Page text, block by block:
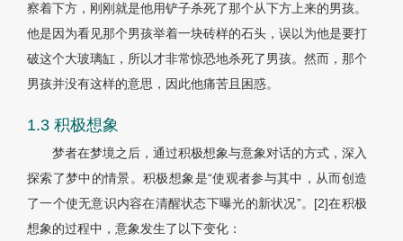
察着下方，刚刚就是他用铲子杀死了那个从下方上来的男孩。
他是因为看见那个男孩举着一块砖样的石头，误以为他是要打
破这个大玻璃缸，所以才非常惊恐地杀死了男孩。然而，那个
男孩并没有这样的意思，因此他痛苦且困惑。
1.3 积极想象
梦者在梦境之后，通过积极想象与意象对话的方式，深入
探索了梦中的情景。积极想象是“使观者参与其中，从而创造
了一个使无意识内容在清醒状态下曝光的新状况”。[2]在积极
想象的过程中，意象发生了以下变化：